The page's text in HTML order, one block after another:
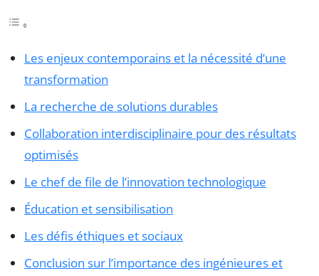
Les enjeux contemporains et la nécessité d’une
transformation
La recherche de solutions durables
Collaboration interdisciplinaire pour des résultats
optimisés
Le chef de file de l’innovation technologique
Éducation et sensibilisation
Les défis éthiques et sociaux
Conclusion sur l’importance des ingénieures et